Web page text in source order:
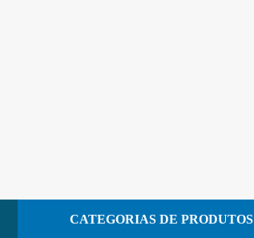
CATEGORIAS DE PRODUTOS